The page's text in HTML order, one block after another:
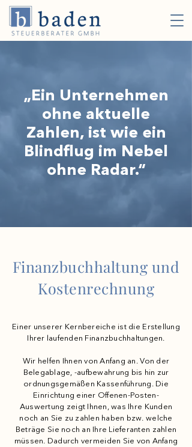
„Ein Unternehmen
ohne aktuelle
Zahlen, ist wie ein
Blindflug im Nebel
ohne Radar.“
Finanzbuchhaltung und
Kostenrechnung
Einer unserer Kernbereiche ist die Erstellung
Ihrer laufenden Finanzbuchhaltungen.
Wir helfen Ihnen von Anfang an. Von der
Belegablage, -aufbewahrung bis hin zur
ordnungsgemäßen Kassenführung. Die
Einrichtung einer Offenen-Posten-
Auswertung zeigt Ihnen, was Ihre Kunden
noch an Sie zu zahlen haben bzw. welche
Beträge Sie noch an Ihre Lieferanten zahlen
müssen. Dadurch vermeiden Sie von Anfang